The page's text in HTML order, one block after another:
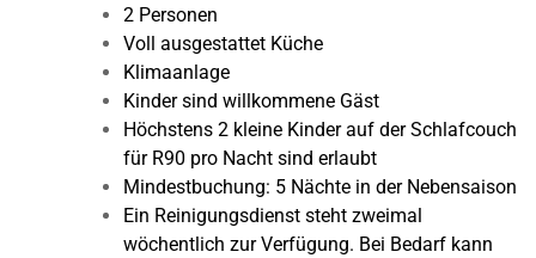
2 Personen
Voll ausgestattet Küche
Klimaanlage
Kinder sind willkommene Gäst
Höchstens 2 kleine Kinder auf der Schlafcouch
für R90 pro Nacht sind erlaubt
Mindestbuchung: 5 Nächte in der Nebensaison
Ein Reinigungsdienst steht zweimal
wöchentlich zur Verfügung. Bei Bedarf kann